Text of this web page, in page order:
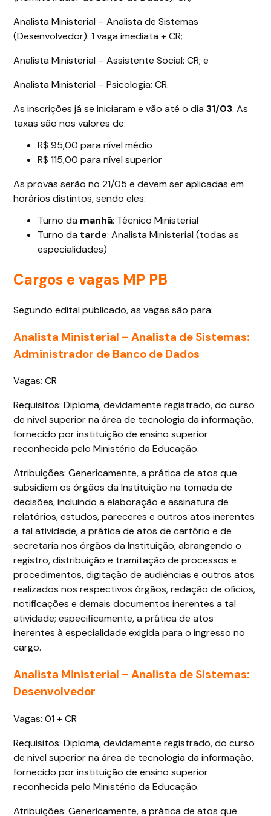
Analista Ministerial – Analista de Sistemas
(Desenvolvedor): 1 vaga imediata + CR;
Analista Ministerial – Assistente Social: CR; e
Analista Ministerial – Psicologia: CR.
As inscrições já se iniciaram e vão até o dia31/03. As
taxas são nos valores de:
R$ 95,00 para nível médio
R$ 115,00 para nível superior
As provas serão no 21/05 e devem ser aplicadas em
horários distintos, sendo eles:
Turno da manhã: Técnico Ministerial
Turno da tarde: Analista Ministerial (todas as
especialidades)
Cargos e vagas MP PB
Segundo edital publicado, as vagas são para:
Analista Ministerial – Analista de Sistemas:
Administrador de Banco de Dados
Vagas: CR
Requisitos: Diploma, devidamente registrado, do curso
de nível superior na área de tecnologia da informação,
fornecido por instituição de ensino superior
reconhecida pelo Ministério da Educação.
Atribuições: Genericamente, a prática de atos que
subsidiem os órgãos da Instituição na tomada de
decisões, incluindo a elaboração e assinatura de
relatórios, estudos, pareceres e outros atos inerentes
a tal atividade, a prática de atos de cartório e de
secretaria nos órgãos da Instituição, abrangendo o
registro, distribuição e tramitação de processos e
procedimentos, digitação de audiências e outros atos
realizados nos respectivos órgãos, redação de ofícios,
notificações e demais documentos inerentes a tal
atividade; especificamente, a prática de atos
inerentes à especialidade exigida para o ingresso no
cargo.
Analista Ministerial – Analista de Sistemas:
Desenvolvedor
Vagas: 01 + CR
Requisitos: Diploma, devidamente registrado, do curso
de nível superior na área de tecnologia da informação,
fornecido por instituição de ensino superior
reconhecida pelo Ministério da Educação.
Atribuições: Genericamente, a prática de atos que